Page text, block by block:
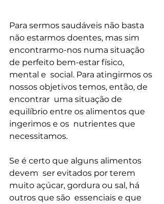
Para sermos saudáveis não basta
não estarmos doentes, mas sim
encontrarmo-nos numa situação
de perfeito bem-estar físico,
mental e  social. Para atingirmos os
nossos objetivos temos, então, de
encontrar  uma situação de
equilíbrio entre os alimentos que
ingerimos e os  nutrientes que
necessitamos.
Se é certo que alguns alimentos
devem  ser evitados por terem
muito açúcar, gordura ou sal, há
outros que são  essenciais e que